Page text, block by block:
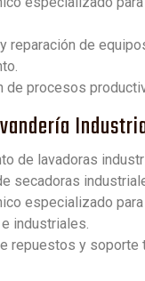
reparación de
de procesos
de lavadoras
secadoras
especializado
industriales.
repuestos y soporte